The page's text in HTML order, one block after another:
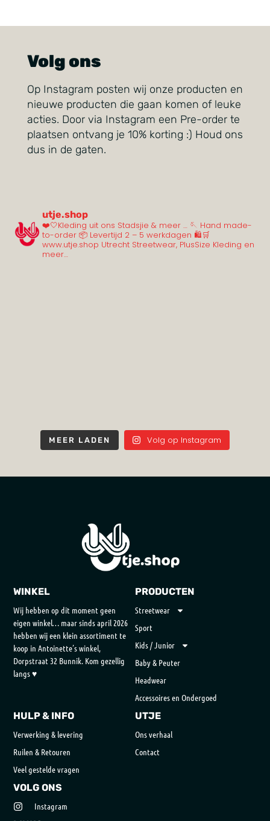
Volg ons
Op Instagram posten wij onze producten en
nieuwe producten die gaan komen of leuke
acties. Door via Instagram een Pre-order te
plaatsen ontvang je 10% korting :) Houd ons
dus in de gaten.
utje.shop
❤️🤍Kleding uit ons Stadsjie & meer … 🪡 Hand made-
to-order 📦 Levertijd 2 – 5 werkdagen 🛍️🛒
www.utje.shop Utrecht Streetwear, PlusSize Kleding en
meer…
MEER LADEN Volg op Instagram
WINKEL
Wij hebben op dit moment geen
eigen winkel… maar sinds april 2026
hebben wij een klein assortiment te
koop in Antoinette’s winkel,
Dorpstraat 32 Bunnik. Kom gezellig
langs ♥
PRODUCTEN
Streetwear
Sport
Kids / Junior
Baby & Peuter
Headwear
Accessoires en Ondergoed
HULP & INFO
Verwerking & levering
Ruilen & Retouren
Veel gestelde vragen
UTJE
Ons verhaal
Contact
VOLG ONS
Instagram